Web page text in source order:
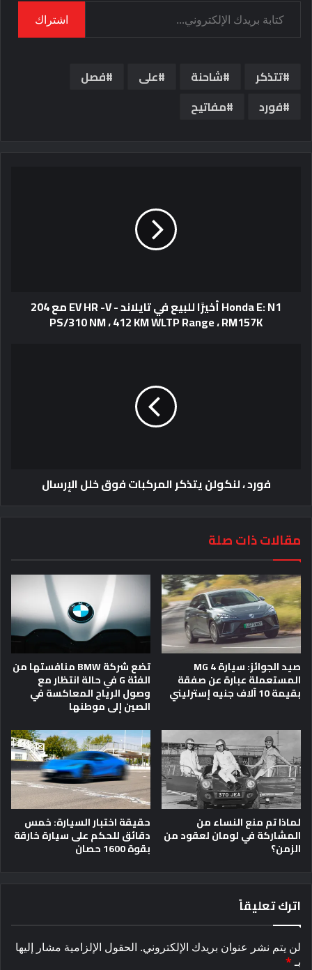
اشتراك
تتذكر شاحنة على
فصل
فورد
مفاتيح
Honda E: N1 أخيرًا للبيع في تايلاند - EV HR -V مع 204
PS/310 NM ، 412 KM WLTP Range ، RM157K
فورد ، لنكولن يتذكر المركبات فوق خلل الإرسال
مقالات ذات صلة
صيد الجوائز: سيارة MG 4
المستعملة عبارة عن صفقة
بقيمة 10 آلاف جنيه إسترليني
تضع شركة BMW منافستها من
الفئة G في حالة انتظار مع
وصول الرياح المعاكسة في
الصين إلى موطنها
لماذا تم منع النساء من
المشاركة في لومان لعقود من
الزمن؟
حقيقة اختبار السيارة: خمس
دقائق للحكم على سيارة خارقة
بقوة 1600 حصان
اترك تعليقاً
لن يتم نشر عنوان بريدك الإلكتروني. الحقول الإلزامية مشار إليها
بـ*